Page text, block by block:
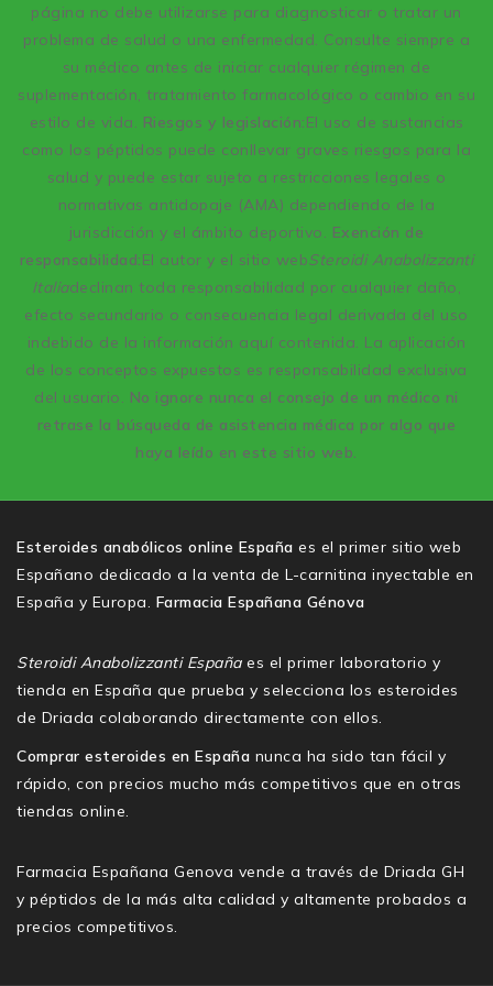
página no debe utilizarse para diagnosticar o tratar un
problema de salud o una enfermedad. Consulte siempre a
su médico antes de iniciar cualquier régimen de
suplementación, tratamiento farmacológico o cambio en su
estilo de vida. Riesgos y legislación:El uso de sustancias
como los péptidos puede conllevar graves riesgos para la
salud y puede estar sujeto a restricciones legales o
normativas antidopaje (AMA) dependiendo de la
jurisdicción y el ámbito deportivo. Exención de
responsabilidad:El autor y el sitio webSteroidi Anabolizzanti
Italiadeclinan toda responsabilidad por cualquier daño,
efecto secundario o consecuencia legal derivada del uso
indebido de la información aquí contenida. La aplicación
de los conceptos expuestos es responsabilidad exclusiva
del usuario. No ignore nunca el consejo de un médico ni
retrase la búsqueda de asistencia médica por algo que
haya leído en este sitio web.
Esteroides anabólicos online España es el primer sitio web
Españano dedicado a la venta de L-carnitina inyectable en
España y Europa. Farmacia Españana Génova
Steroidi Anabolizzanti Españaes el primer laboratorio y
tienda en España que prueba y selecciona los esteroides
de Driada colaborando directamente con ellos.
Comprar esteroides en España nunca ha sido tan fácil y
rápido, con precios mucho más competitivos que en otras
tiendas online.
Farmacia Españana Genova vende a través de Driada GH
y péptidos de la más alta calidad y altamente probados a
precios competitivos.